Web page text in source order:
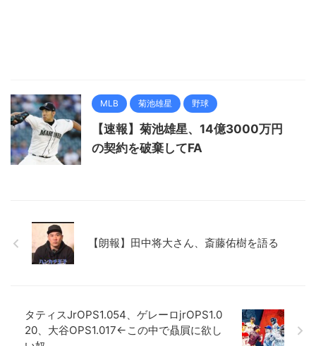
MLB 菊池雄星 野球
【速報】菊池雄星、14億3000万円
の契約を破棄してFA
【朗報】田中将大さん、斎藤佑樹を語る
タティスJrOPS1.054、ゲレーロjrOPS1.0
20、大谷OPS1.017←この中で贔屓に欲し